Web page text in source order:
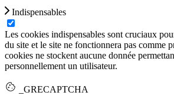
Indispensables
Les cookies indispensables sont cruciaux
du site et le site ne fonctionnera pas comme
cookies ne stockent aucune donnée
personnellement un utilisateur.
_GRECAPTCHA